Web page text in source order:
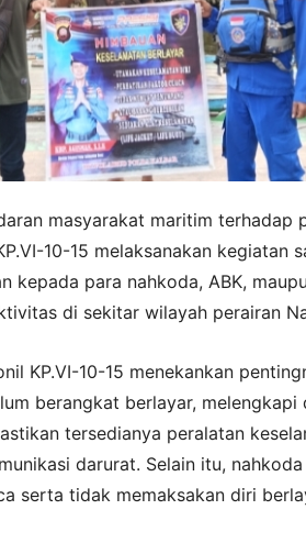
masyarakat maritim terhadap
10-15 melaksanakan kegiatan
kepada para nahkoda, ABK,
di sekitar wilayah perairan
KP.VI-10-15 menekankan
berangkat berlayar, melengkapi
tersedianya peralatan
darurat. Selain itu,
serta tidak memaksakan diri